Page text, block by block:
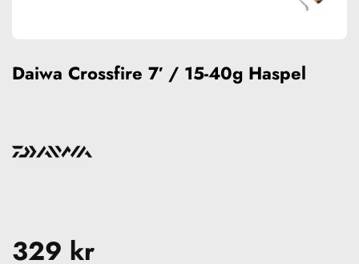
Daiwa Crossfire 7′ / 15-40g Haspel
329 kr